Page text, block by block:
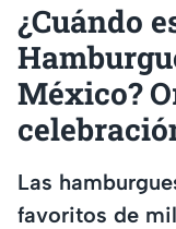
¿Cuándo
México?
Las
favoritos de